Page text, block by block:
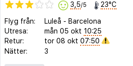
3,5/5 23°C
Flyg från: Luleå - Barcelona
Utresa:
mån 05 okt 10:25
Retur:
tor 08 okt 07:50
Nätter:
3